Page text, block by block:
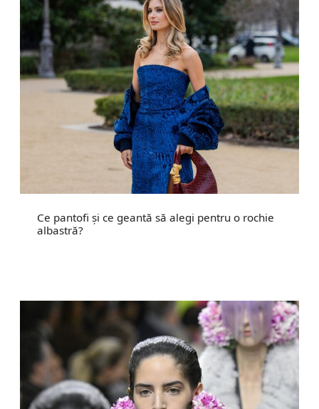
Ce pantofi și ce geantă să alegi pentru o rochie
albastră?